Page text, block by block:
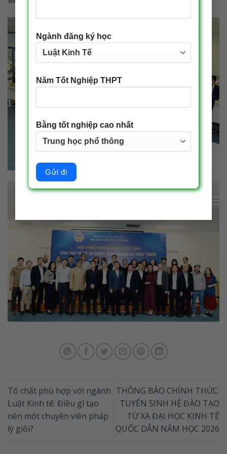
Ngành đăng ký học
Năm Tốt Nghiệp THPT
Bằng tốt nghiệp cao nhất
Tố chất phù hợp với ngành
Luật Kinh tế: Điều gì tạo
nên một chuyên viên pháp
lý giỏi?
THÔNG BÁO CHÍNH THỨC:
TUYỂN SINH HỆ ĐÀO TẠO
TỪ XA ĐẠI HỌC KINH TẾ
QUỐC DÂN NĂM HỌC 2026